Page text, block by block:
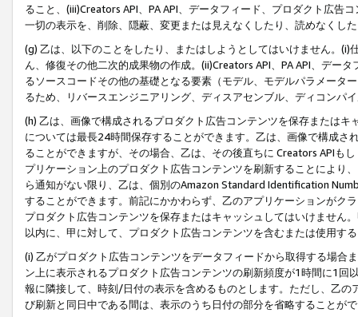
ること、(iii)Creators API、PA API、データフィード、プロダクト広告
一切の表示を、削除、隠蔽、変更または見えなくしたり、読めなくし
(g) 乙は、以下のことをしたり、またはしようとしてはいけません。
ん、修復その他二次的成果物の作成。(ii)Creators API、PA API、デー
るソースコードその他の基礎となる要素（モデル、モデルパラメータ
るため、リバースエンジニアリング、ディスアセンブル、ディコンパ
(h) 乙は、画像で構成されるプロダクト広告コンテンツを保存または
については最長24時間保存することができます。乙は、画像で構成
ることができますが、その場合、乙は、その後直ちに Creators APIも
プリケーション上のプロダクト広告コンテンツを刷新することにより
ら通知がない限り、乙は、個別のAmazon Standard Identification
することができます。前記にかかわらず、乙のアプリケーションがク
プロダクト広告コンテンツを保存またはキャッシュしてはいけません
以内に、甲に対して、プロダクト広告コンテンツを含むまたは使用す
(i) 乙がプロダクト広告コンテンツをデータフィードから取得する場合
ン上に表示されるプロダクト広告コンテンツの刷新頻度が1時間に1
報に隣接して、時刻/日付の表示を含めるものとします。ただし、乙
び刷新と同日中である間は、表示のうち日付の部分を省略することが